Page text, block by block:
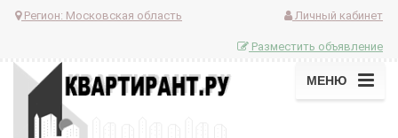
Регион: Московская область Личный кабинет
Разместить объявление
МЕНЮ